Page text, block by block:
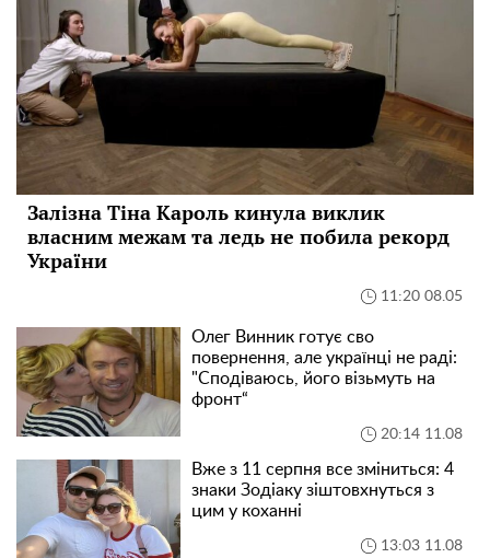
Залізна Тіна Кароль кинула виклик
власним межам та ледь не побила рекорд
України
11:20 08.05
Олег Винник готує сво
повернення, але українці не раді:
"Сподіваюсь, його візьмуть на
фронт“
20:14 11.08
Вже з 11 серпня все зміниться: 4
знаки Зодіаку зіштовхнуться з
цим у коханні
13:03 11.08